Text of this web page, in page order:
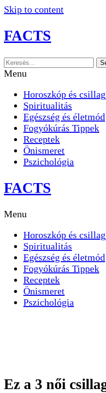
Skip to content
FACTS
Menu
Horoszkóp és
Spiritualitás
Egészség és életmód
Fogyókúrás Tippek
Receptek
Önismeret
Pszichológia
FACTS
Menu
Horoszkóp és
Spiritualitás
Egészség és életmód
Fogyókúrás Tippek
Receptek
Önismeret
Pszichológia
Ez a 3 női